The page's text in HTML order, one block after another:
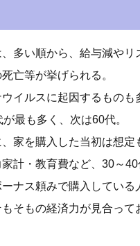
多い順から、給与減や
亡等が挙げられる。
イルスに起因するものも
最も多く、次は60代。
、家を購入した当初は想
計・教育費など、30～
ナス頼みで購入している
そもの経済力が見合っ